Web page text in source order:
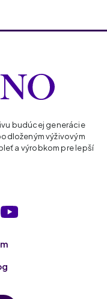
budúcej generácie
výživovým
a výrobkom pre lepší